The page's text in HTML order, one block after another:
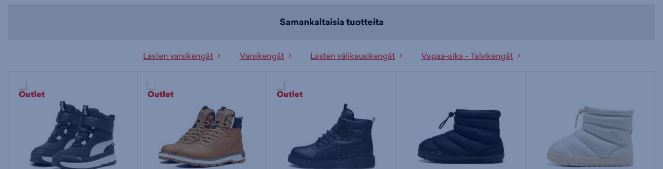
Samankaltaisia tuotteita
Lasten varsikengät Varsikengät Lasten välikausikengät Vapaa-aika - Talvikengät